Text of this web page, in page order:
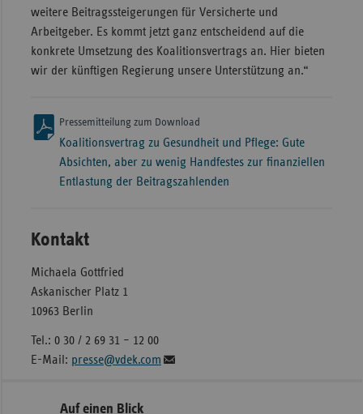
weitere Beitragssteigerungen für Versicherte und
Arbeitgeber. Es kommt jetzt ganz entscheidend auf die
konkrete Umsetzung des Koalitionsvertrags an. Hier bieten
wir der künftigen Regierung unsere Unterstützung an.“
Pressemitteilung zum Download
Koalitionsvertrag zu Gesundheit und Pflege: Gute
Absichten, aber zu wenig Handfestes zur finanziellen
Entlastung der Beitragszahlenden
Kontakt
Michaela Gottfried
Askanischer Platz 1
10963 Berlin
Tel.: 0 30 / 2 69 31 – 12 00
E-Mail: presse@vdek.com
Seitennavigation
SeitenleisteAuf einen Blick